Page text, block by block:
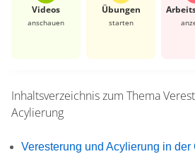
Videos
anschauen
Übungen
starten
Inhaltsverzeichnis zum Thema
Acylierung
Veresterung und Acylierung in der